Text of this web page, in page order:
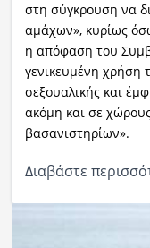
στη σύγκρουση να
αμάχων», κυρίως
η απόφαση του
γενικευμένη χρήση
σεξουαλικής και
ακόμη και σε
βασανιστηρίων».
Διαβάστε